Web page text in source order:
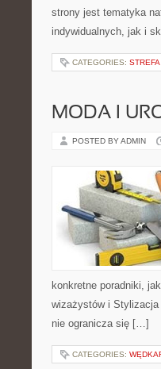
strony jest tematyka
indywidualnych, jak i
CATEGORIES:
MODA I
POSTED BY ADMIN
konkretne poradniki,
wizażystów i
nie ogranicza się […]
CATEGORIES: